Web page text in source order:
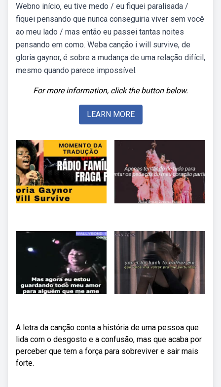
Webno início, eu tive medo / eu fiquei paralisada /
fiquei pensando que nunca conseguiria viver sem você
ao meu lado / mas então eu passei tantas noites
pensando em como. Weba canção i will survive, de
gloria gaynor, é sobre a mudança de uma relação difícil,
mesmo quando parece impossível.
For more information, click the button below.
LEARN MORE
A letra da canção conta a história de uma pessoa que
lida com o desgosto e a confusão, mas que acaba por
perceber que tem a força para sobreviver e sair mais
forte.